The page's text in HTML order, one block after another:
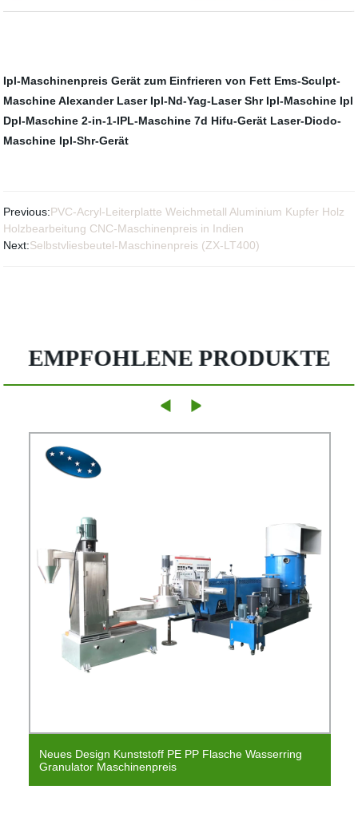
Ipl-Maschinenpreis Gerät zum Einfrieren von Fett Ems-Sculpt-
Maschine Alexander Laser Ipl-Nd-Yag-Laser Shr Ipl-Maschine Ipl
Dpl-Maschine 2-in-1-IPL-Maschine 7d Hifu-Gerät Laser-Diodo-
Maschine Ipl-Shr-Gerät
Previous:PVC-Acryl-Leiterplatte Weichmetall Aluminium Kupfer Holz
Holzbearbeitung CNC-Maschinenpreis in Indien
Next:Selbstvliesbeutel-Maschinenpreis (ZX-LT400)
EMPFOHLENE PRODUKTE
Neues Design Kunststoff PE PP Flasche Wasserring
Granulator Maschinenpreis